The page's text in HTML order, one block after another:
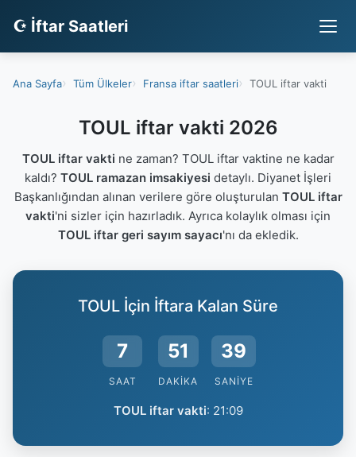
☪ İftar Saatleri
Ana Sayfa Tüm Ülkeler Fransa iftar saatleri TOUL iftar vakti
TOUL iftar vakti 2026
TOUL iftar vakti ne zaman? TOUL iftar vaktine ne kadar
kaldı? TOUL ramazan imsakiyesi detaylı. Diyanet İşleri
Başkanlığından alınan verilere göre oluşturulan TOUL iftar
vakti'ni sizler için hazırladık. Ayrıca kolaylık olması için
TOUL iftar geri sayım sayacı'nı da ekledik.
TOUL İçin İftara Kalan Süre
7
SAAT
51
DAKIKA
38
SANIYE
TOUL iftar vakti: 21:09